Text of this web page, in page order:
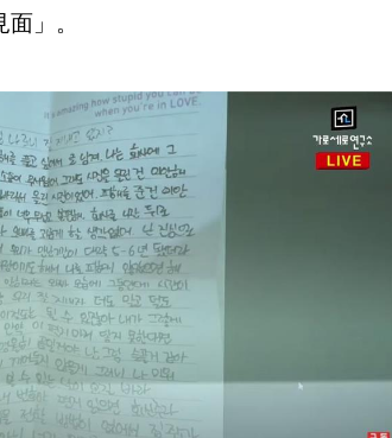
」。